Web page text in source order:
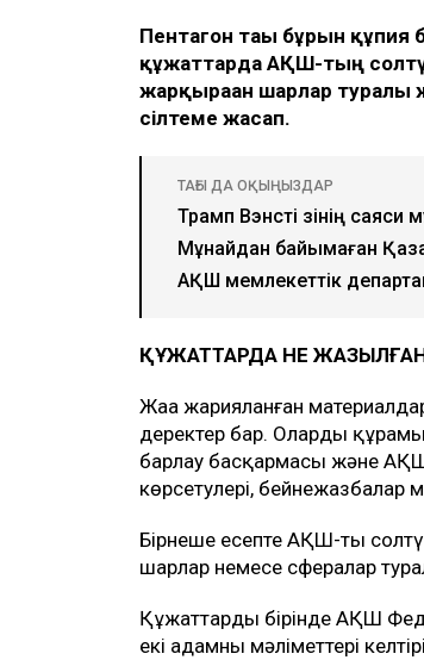
Пентагон тағы бұрын
құжаттарда АҚШ-тың
жарқыраған шарлар туралы
сілтеме жасап.
ТАҒЫ ДА ОҚЫҢЫЗДАР
Трамп Вэнсті өзінің саяси
Мұнайдан байымаған
АҚШ мемлекеттік
ҚҰЖАТТАРДА НЕ
Жаңа жарияланған
деректер бар. Олардың
барлау басқармасы және АҚШ
көрсетулері, бейнежазбалар
Бірнеше есепте АҚШ-тың
шарлар немесе сфералар
Құжаттардың бірінде АҚШ
екі адамның мәліметтері